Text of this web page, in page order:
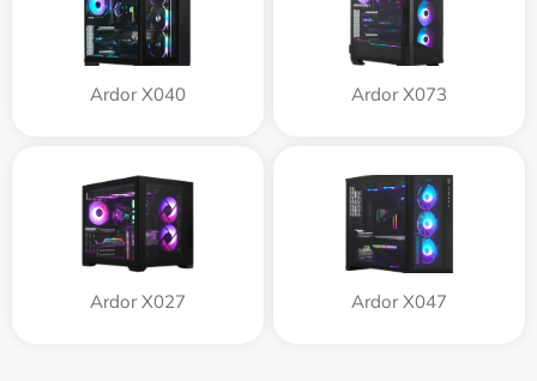
Ardor X040 Ardor X073
Ardor X027 Ardor X047